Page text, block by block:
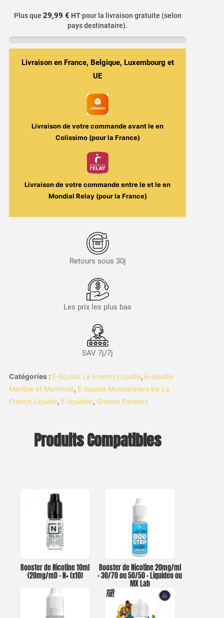
French
50ml
Plus que 29,99 € HTpour la livraison gratuite (selon
pays destinataire).
Livraison en France, Belgique, Luxembourg et
UE
Livraison de votre commande avant leen
Colissimo (pour la France)
Livraison de votre commande entre leet leen
Mondial Relay (pour la France)
Retours sous 30j
Les prix les plus bas
SAV 7j/7j
Catégories : E-liquide Le French Liquide, E-liquide
Menthe et Mentholé, E-liquide Moonshiners by Le
French Liquide, E-liquides, Grands Formats
Produits Compatibles
Booster de Nicotine 10ml
(20mg/ml) – N+ (x10)
Booster de Nicotine 20mg/ml
– 30/70 ou 50/50 – Liquideo ou
MX Lab